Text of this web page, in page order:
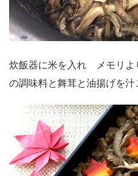
炊飯器に米を入れ メモリよ
の調味料と舞茸と油揚げを汁